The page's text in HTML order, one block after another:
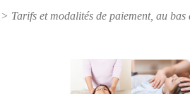
> Tarifs et modalités de paiement, au bas